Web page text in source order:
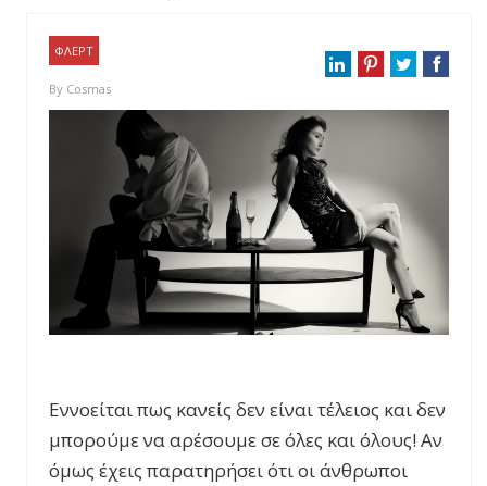
ΦΛΕΡΤ
By Cosmas
Εννοείται πως κανείς δεν είναι τέλειος και δεν
μπορούμε να αρέσουμε σε όλες και όλους! Αν
όμως έχεις παρατηρήσει ότι οι άνθρωποι